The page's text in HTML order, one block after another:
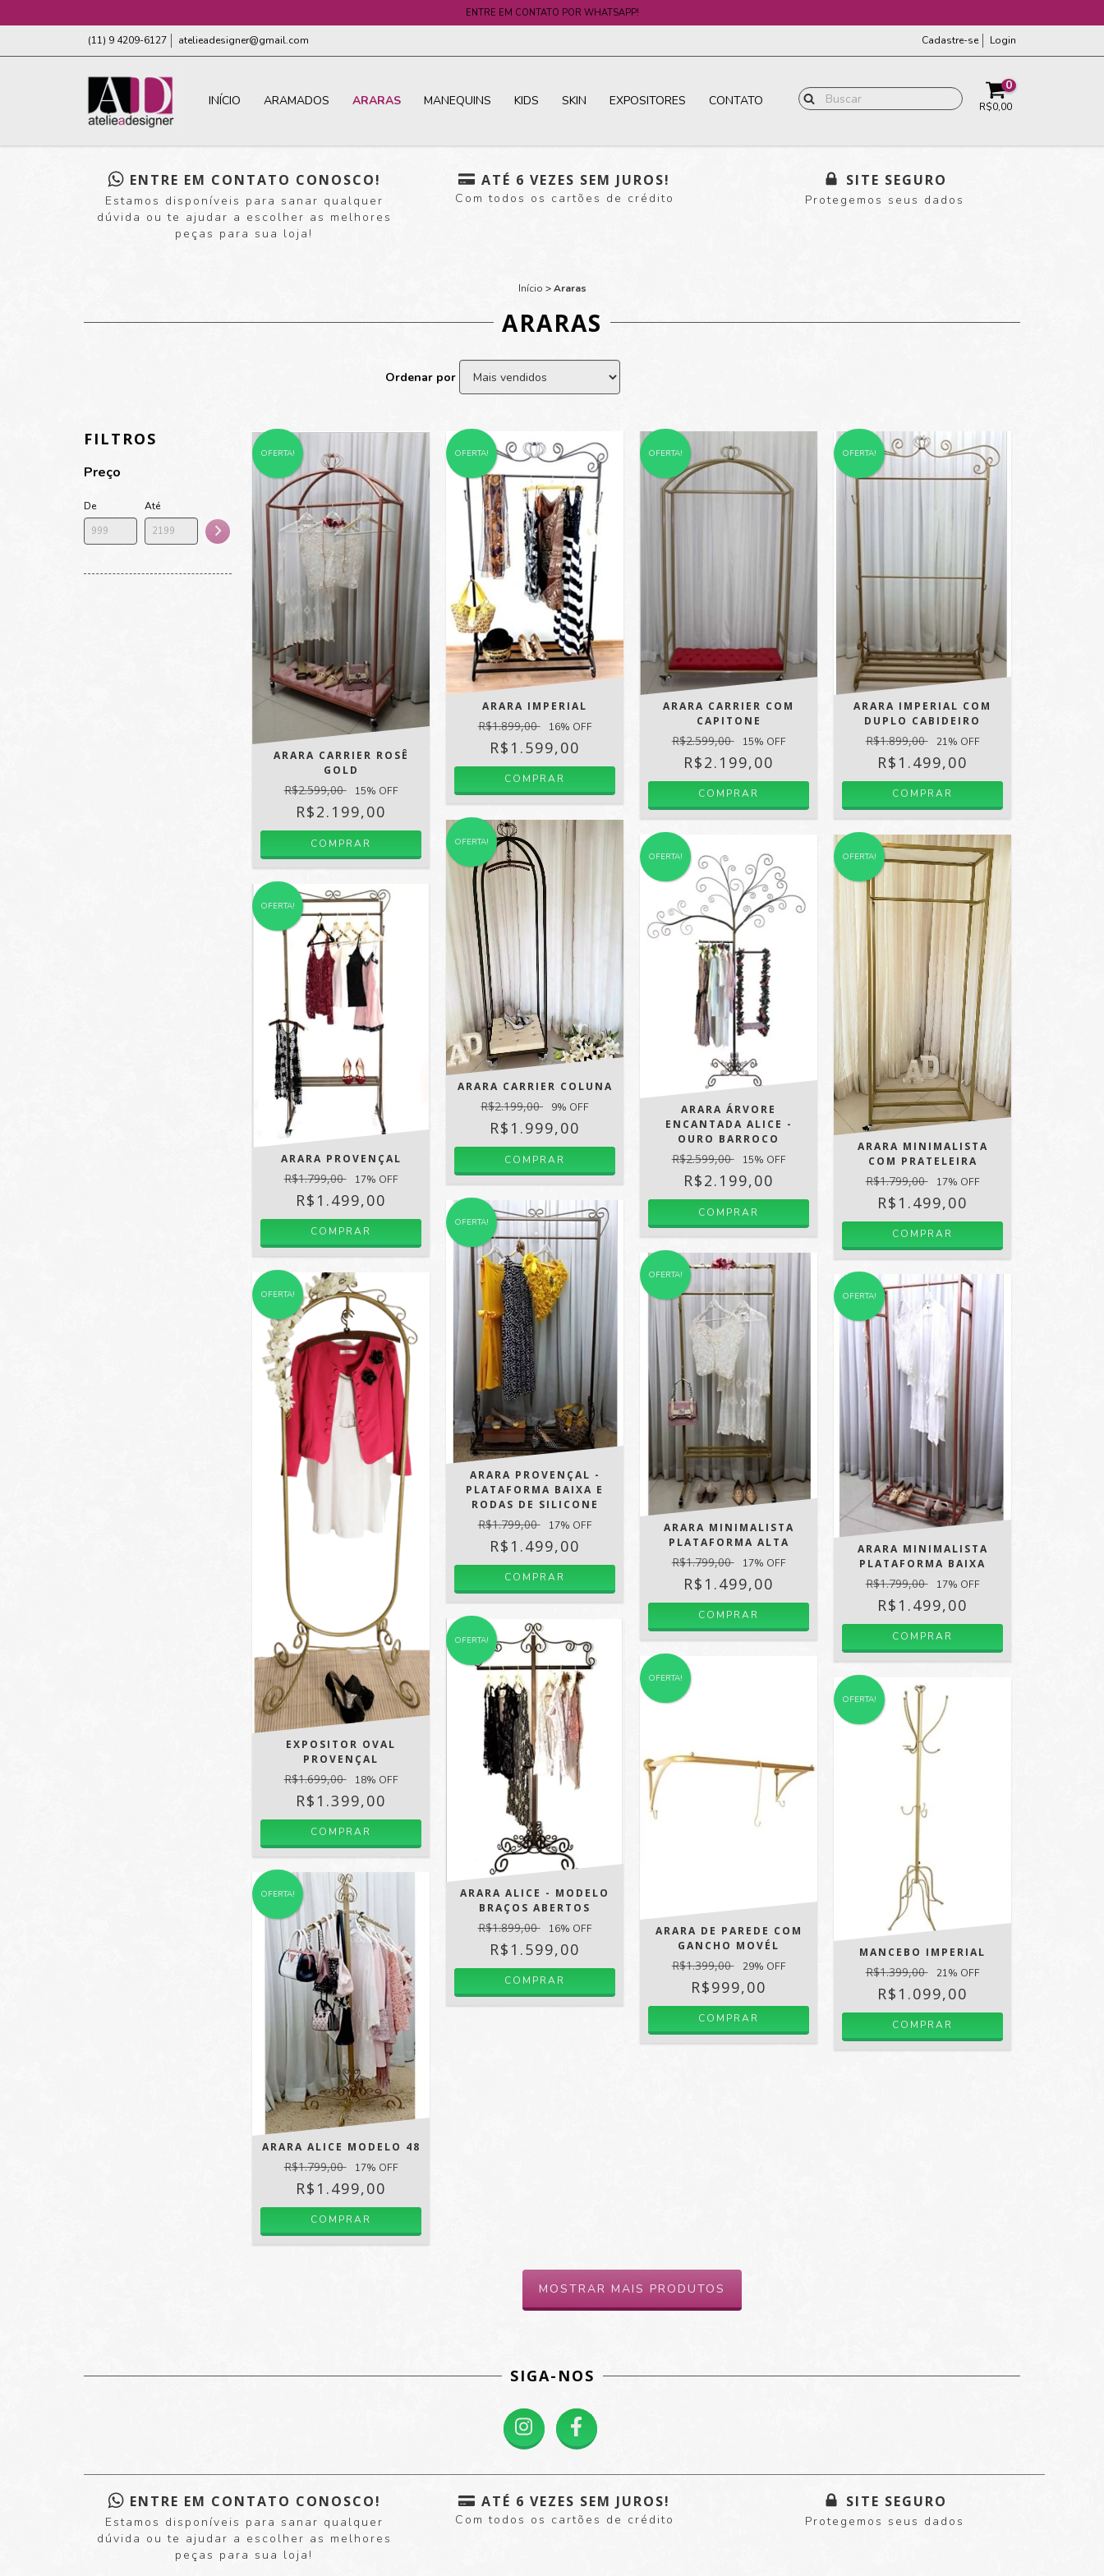
ENTRE EM CONTATO POR WHATSAPP!
(11) 9 4209-6127 atelieadesigner@gmail.com Cadastre-se Login
INÍCIO ARAMADOS ARARAS MANEQUINS KIDS SKIN EXPOSITORES CONTATO
0
R$0,00
ENTRE EM CONTATO CONOSCO!
Estamos disponíveis para sanar qualquer
dúvida ou te ajudar a escolher as melhores
peças para sua loja!
ATÉ 6 VEZES SEM JUROS!
Com todos os cartões de crédito
SITE SEGURO
Protegemos seus dados
Início > Araras
ARARAS
Ordenar por
FILTROS
Preço
De Até
OFERTA!
ARARA CARRIER ROSÊ
GOLD
R$2.599,00 15% OFF
R$2.199,00
OFERTA!
ARARA IMPERIAL
R$1.899,00 16% OFF
R$1.599,00
COMPRAR
OFERTA!
ARARA CARRIER COM
CAPITONE
R$2.599,00 15% OFF
R$2.199,00
COMPRAR
OFERTA!
ARARA IMPERIAL COM
DUPLO CABIDEIRO
R$1.899,00 21% OFF
R$1.499,00
COMPRAR
OFERTA!
ARARA PROVENÇAL
R$1.799,00 17% OFF
R$1.499,00
COMPRAR
OFERTA!
ARARA CARRIER COLUNA
R$2.199,00 9% OFF
R$1.999,00
OFERTA!
ARARA ÁRVORE
ENCANTADA ALICE -
OURO BARROCO
R$2.599,00 15% OFF
R$2.199,00
OFERTA!
ARARA MINIMALISTA
COM PRATELEIRA
R$1.799,00 17% OFF
R$1.499,00
OFERTA!
EXPOSITOR OVAL
PROVENÇAL
R$1.699,00 18% OFF
R$1.399,00
COMPRAR
OFERTA!
ARARA PROVENÇAL -
PLATAFORMA BAIXA E
RODAS DE SILICONE
R$1.799,00 17% OFF
R$1.499,00
COMPRAR
OFERTA!
ARARA MINIMALISTA
PLATAFORMA ALTA
R$1.799,00 17% OFF
R$1.499,00
COMPRAR
OFERTA!
ARARA MINIMALISTA
PLATAFORMA BAIXA
R$1.799,00 17% OFF
R$1.499,00
COMPRAR
OFERTA!
ARARA ALICE MODELO 48
R$1.799,00 17% OFF
R$1.499,00
COMPRAR
OFERTA!
ARARA ALICE - MODELO
BRAÇOS ABERTOS
R$1.899,00 16% OFF
R$1.599,00
COMPRAR
OFERTA!
ARARA DE PAREDE COM
GANCHO MOVÉL
R$1.399,00 29% OFF
R$999,00
COMPRAR
OFERTA!
MANCEBO IMPERIAL
R$1.399,00 21% OFF
R$1.099,00
COMPRAR
MOSTRAR MAIS PRODUTOS
SIGA-NOS
ENTRE EM CONTATO CONOSCO!
Estamos disponíveis para sanar qualquer
dúvida ou te ajudar a escolher as melhores
peças para sua loja!
ATÉ 6 VEZES SEM JUROS!
Com todos os cartões de crédito
SITE SEGURO
Protegemos seus dados